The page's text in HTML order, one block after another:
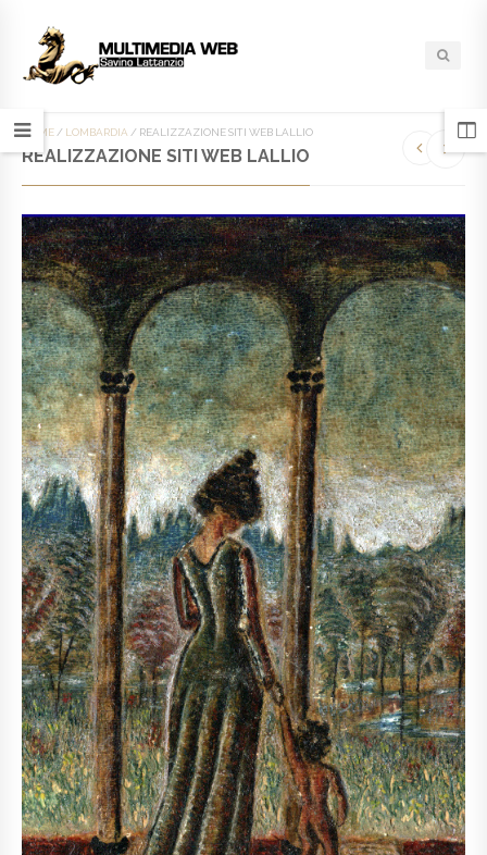
HOME / LOMBARDIA / REALIZZAZIONE SITI WEB LALLIO
REALIZZAZIONE SITI WEB LALLIO